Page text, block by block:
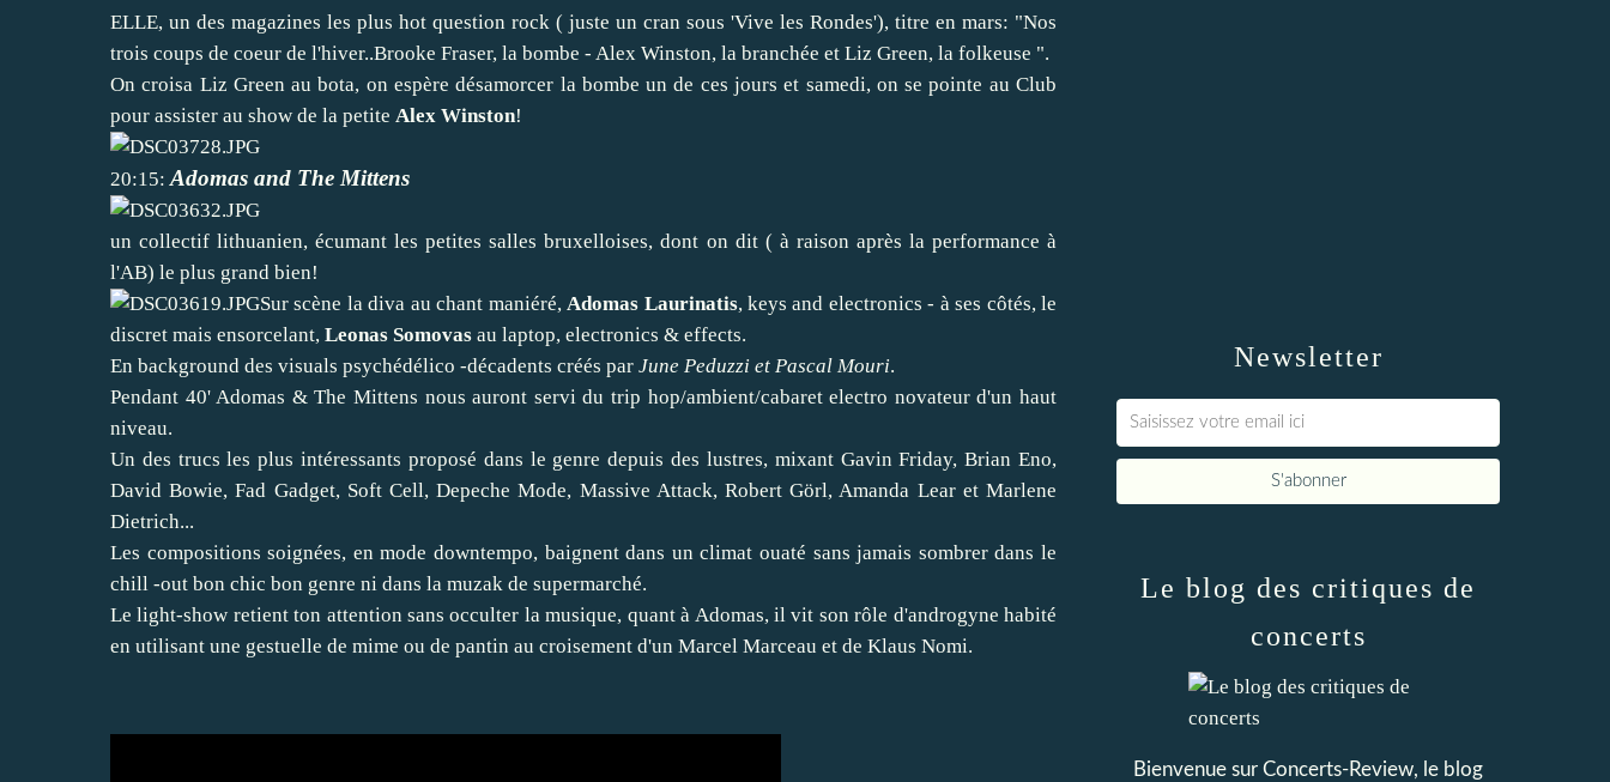
ELLE, un des magazines les plus hot question rock ( juste un cran sous 'Vive les Rondes'), titre en mars: "Nos
trois coups de coeur de l'hiver..Brooke Fraser, la bombe - Alex Winston, la branchée et Liz Green, la folkeuse ".
On croisa Liz Green au bota, on espère désamorcer la bombe un de ces jours et samedi, on se pointe au Club
pour assister au show de la petite Alex Winston!
20:15: Adomas and The Mittens
un collectif lithuanien, écumant les petites salles bruxelloises, dont on dit ( à raison après la performance à
l'AB) le plus grand bien!
Sur scène la diva au chant maniéré, Adomas Laurinatis, keys and electronics - à ses côtés, le
discret mais ensorcelant, Leonas Somovas au laptop, electronics & effects.
En background des visuals psychédélico -décadents créés par June Peduzzi et Pascal Mouri.
Pendant 40' Adomas & The Mittens nous auront servi du trip hop/ambient/cabaret electro novateur d'un haut
niveau.
Un des trucs les plus intéressants proposé dans le genre depuis des lustres, mixant Gavin Friday, Brian Eno,
David Bowie, Fad Gadget, Soft Cell, Depeche Mode, Massive Attack, Robert Görl, Amanda Lear et Marlene
Dietrich...
Les compositions soignées, en mode downtempo, baignent dans un climat ouaté sans jamais sombrer dans le
chill -out bon chic bon genre ni dans la muzak de supermarché.
Le light-show retient ton attention sans occulter la musique, quant à Adomas, il vit son rôle d'androgyne habité
en utilisant une gestuelle de mime ou de pantin au croisement d'un Marcel Marceau et de Klaus Nomi.
Newsletter
Le blog des critiques de
concerts
Bienvenue sur Concerts-Review, le blog